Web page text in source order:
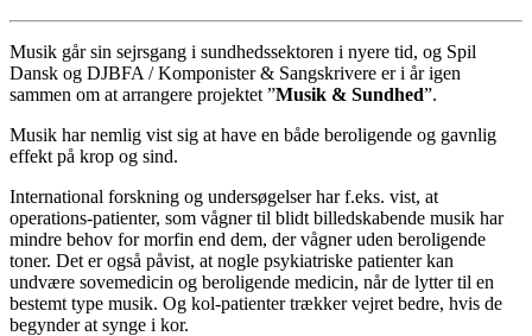
Musik går sin sejrsgang i sundhedssektoren i nyere tid, og Spil
Dansk og DJBFA / Komponister & Sangskrivere er i år igen
sammen om at arrangere projektet ”Musik & Sundhed”.
Musik har nemlig vist sig at have en både beroligende og gavnlig
effekt på krop og sind.
International forskning og undersøgelser har f.eks. vist, at
operations-patienter, som vågner til blidt billedskabende musik har
mindre behov for morfin end dem, der vågner uden beroligende
toner. Det er også påvist, at nogle psykiatriske patienter kan
undvære sovemedicin og beroligende medicin, når de lytter til en
bestemt type musik. Og kol-patienter trækker vejret bedre, hvis de
begynder at synge i kor.